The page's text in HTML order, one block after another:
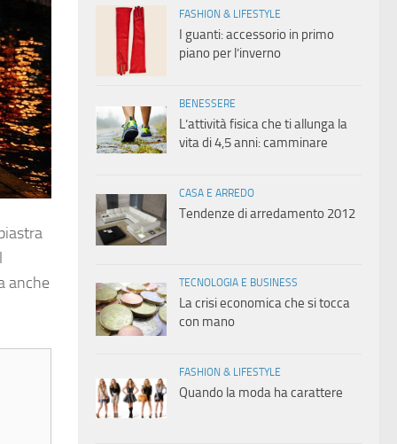
anche
FASHION & LIFESTYLE
I guanti: accessorio in primo
piano per l’inverno
BENESSERE
L’attività fisica che ti allunga la
vita di 4,5 anni: camminare
CASA E ARREDO
Tendenze di arredamento 2012
TECNOLOGIA E BUSINESS
La crisi economica che si tocca
con mano
FASHION & LIFESTYLE
Quando la moda ha carattere